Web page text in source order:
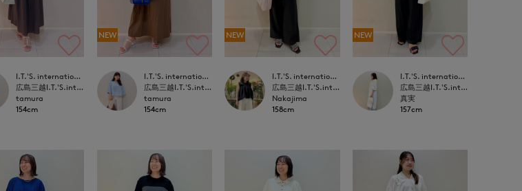
I.T.'S. international
広島三越I.T.'S.international
tamura
154cm
NEW
I.T.'S. international
広島三越I.T.'S.international
tamura
154cm
NEW
I.T.'S. international
広島三越I.T.'S.international
Nakajima
158cm
NEW
I.T.'S. international
広島三越I.T.'S.international
真実
157cm